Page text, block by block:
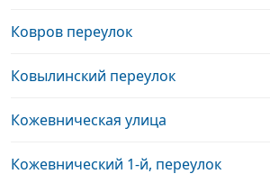
Ковров переулок
Ковылинский переулок
Кожевническая улица
Кожевнический 1-й, переулок